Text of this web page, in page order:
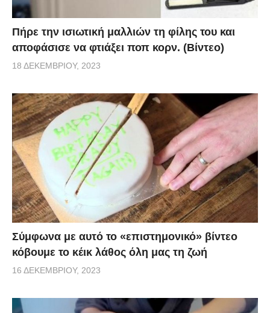
Πήρε την ισιωτική μαλλιών τη φίλης του και
αποφάσισε να φτιάξει ποπ κορν. (Βίντεο)
18 ΔΕΚΕΜΒΡΊΟΥ, 2023
Σύμφωνα με αυτό το «επιστημονικό» βίντεο
κόβουμε το κέικ λάθος όλη μας τη ζωή
16 ΔΕΚΕΜΒΡΊΟΥ, 2023